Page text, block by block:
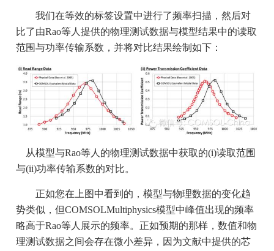
我们在等效的标签设置中进行了频率扫描，然后对
比了由Rao等人提供的物理测试数据与模型结果中的读取
范围与功率传输系数，并将对比结果绘制如下：
从模型与Rao等人的物理测试数据中获取的(i)读取范围
与(ii)功率传输系数的对比。
正如您在上图中看到的，模型与物理数据的变化趋
势类似，但COMSOLMultiphysics模型中峰值出现的频率
略高于Rao等人展示的频率。正如预期的那样，数值和物
理测试数据之间会存在微小差异，因为文献中提供的芯